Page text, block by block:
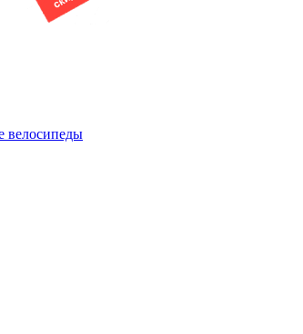
велосипеды